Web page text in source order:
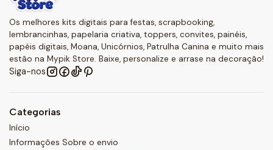
Os melhores kits digitais para festas, scrapbooking,
lembrancinhas, papelaria criativa, toppers, convites, painéis,
papéis digitais, Moana, Unicórnios, Patrulha Canina e muito mais
estão na Mypik Store. Baixe, personalize e arrase na decoração!
Siga-nos
Categorias
Início
Informações Sobre o envio